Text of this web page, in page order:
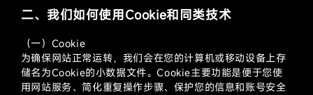
二、我们如何使用Cookie和同类技术
（一）Cookie
为确保网站正常运转，我们会在您的计算机或移动设备上存
储名为Cookie的小数据文件。Cookie主要功能是便于您使
用网站服务、简化重复操作步骤、保护您的信息和账号安全